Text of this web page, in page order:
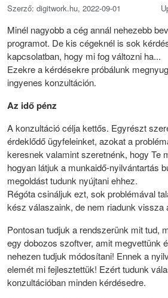
Szerző: digitwork.hu, 2022-09-01
Minél nagyobb a cég annál nehezebb
programot. De kis cégeknél is sok
kapcsolatban, hogy mi fog változni ha...
Ezekre a kérdésekre próbálunk
ingyenes konzultáción.
Az idő pénz
A konzultáció célja kettős. Egyrészt
érdeklődő ügyfeleinket, azokat a
keresnek valamint szeretnénk, hogy Te
hogyan látjuk a munkaidő-nyilvántartás
megoldást tudunk nyújtani ehhez.
Régóta csináljuk ezt, sok problémával
kész válaszaink, de nem riadunk vissza
Pontosan tudjuk a rendszerünk mit tud,
egy dobozos szoftver, amit megvettünk
nehezen tudjuk módosítani! Ennek a
elemét mi fejlesztettük! Ezért tudunk
konzultációban minden kérdésedre.